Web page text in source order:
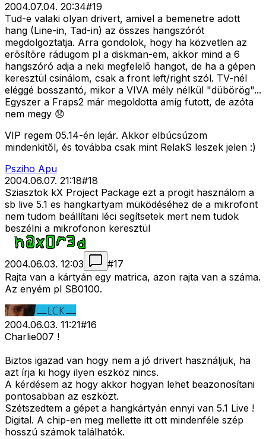
2004.07.04. 20:34#19
Tud-e valaki olyan drivert, amivel a bemenetre adott
hang (Line-in, Tad-in) az összes hangszórót
megdolgoztatja. Arra gondolok, hogy ha közvetlen az
erõsítõre rádugom pl a diskman-em, akkor mind a 6
hangszóró adja a neki megfelelõ hangot, de ha a gépen
keresztül csinálom, csak a front left/right szól. TV-nél
eléggé bosszantó, mikor a VIVA mély nélkül "dübörög"...
Egyszer a Fraps2 már megoldotta amíg futott, de azóta
nem megy 😞
VIP regem 05.14-én lejár. Akkor elbúcsúzom
mindenkitől, és továbba csak mint RelakS leszek jelen :)
Psziho Apu
2004.06.07. 21:18#18
Sziasztok kX Project Package ezt a progit használom a
sb live 5.1 es hangkartyam müködéséhez de a mikrofont
nem tudom beállítani léci segítsetek mert nem tudok
beszélni a mikrofonon keresztül
2004.06.03. 12:03 #17
Rajta van a kártyán egy matrica, azon rajta van a száma.
Az enyém pl SB0100.
2004.06.03. 11:21#16
Charlie007 !
Biztos igazad van hogy nem a jó drivert használjuk, ha
azt írja ki hogy ilyen eszköz nincs.
A kérdésem az hogy akkor hogyan lehet beazonosítani
pontosabban az eszközt.
Szétszedtem a gépet a hangkártyán ennyi van 5.1 Live !
Digital. A chip-en meg mellette itt ott mindenféle szép
hosszú számok találhatók.